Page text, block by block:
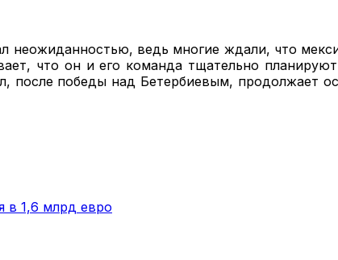
неожиданностью, ведь многие ждали, что
что он и его команда тщательно
после победы над Бетербиевым, продолжает
в 1,6 млрд евро